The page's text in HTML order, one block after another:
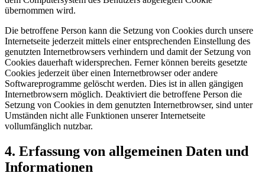
übernommen wird.
Die betroffene Person kann die Setzung von Cookies durch unsere
Internetseite jederzeit mittels einer entsprechenden Einstellung des
genutzten Internetbrowsers verhindern und damit der Setzung von
Cookies dauerhaft widersprechen. Ferner können bereits gesetzte
Cookies jederzeit über einen Internetbrowser oder andere
Softwareprogramme gelöscht werden. Dies ist in allen gängigen
Internetbrowsern möglich. Deaktiviert die betroffene Person die
Setzung von Cookies in dem genutzten Internetbrowser, sind unter
Umständen nicht alle Funktionen unserer Internetseite
vollumfänglich nutzbar.
4. Erfassung von allgemeinen Daten und
Informationen